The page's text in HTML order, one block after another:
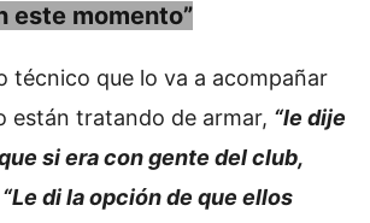
este momento”
técnico que lo va a acompañar
están tratando de armar, “le dije
si era con gente del club,
di la opción de que ellos